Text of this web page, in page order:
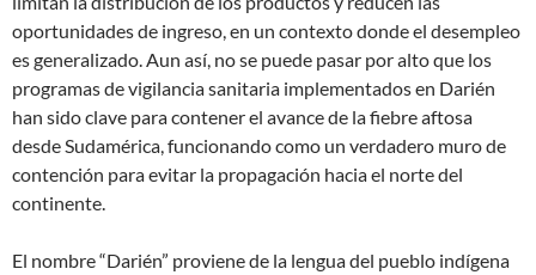
oportunidades de ingreso, en un contexto donde el desempleo
es generalizado. Aun así, no se puede pasar por alto que los
programas de vigilancia sanitaria implementados en Darién
han sido clave para contener el avance de la fiebre aftosa
desde Sudamérica, funcionando como un verdadero muro de
contención para evitar la propagación hacia el norte del
continente.
El nombre “Darién” proviene de la lengua del pueblo indígena